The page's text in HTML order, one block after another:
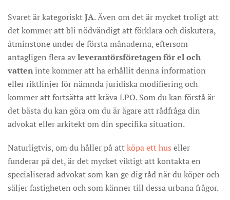
Svaret är kategorisktJA. Även om det är mycket troligt att
det kommer att bli nödvändigt att förklara och diskutera,
åtminstone under de första månaderna, eftersom
antagligen flera avleverantörsföretagen för el och
vatteninte kommer att ha erhållit denna information
eller riktlinjer för nämnda juridiska modifiering och
kommer att fortsätta att kräva LPO. Som du kan förstå är
det bästa du kan göra om du är ägare att rådfråga din
advokat eller arkitekt om din specifika situation.
Naturligtvis, om du håller på attköpa ett hus eller
funderar på det, är det mycket viktigt att kontakta en
specialiserad advokat som kan ge dig råd när du köper och
säljer fastigheten och som känner till dessa urbana frågor.